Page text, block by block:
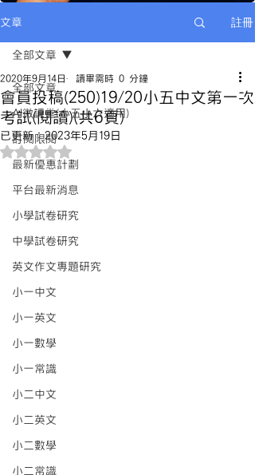
文章 註冊
全部文章
AI微課堂(小五小六適用)
訂閱限閱
最新優惠計劃
平台最新消息
小學試卷研究
中學試卷研究
英文作文專題研究
小一中文
小一英文
小一數學
小一常識
小二中文
小二英文
小二數學
小二常識
全部文章
會員投稿(250)19/20小五中文第一次
考試(閱讀)(共6頁)
2020年9月14日 讀畢需時 0 分鐘
已更新：2023年5月19日
評等為 NaN（最高為 5 顆星）。